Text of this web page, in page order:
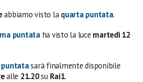
abbiamo visto laquarta puntata.
puntataha visto la luce martedì 12
sarà finalmente disponibile
alle 21.20suRai1.